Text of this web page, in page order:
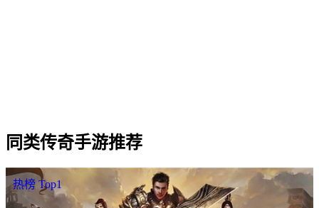
同类传奇手游推荐
热榜 Top1